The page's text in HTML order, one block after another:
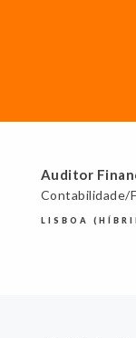
Auditor
Contabilidade/
LISBOA